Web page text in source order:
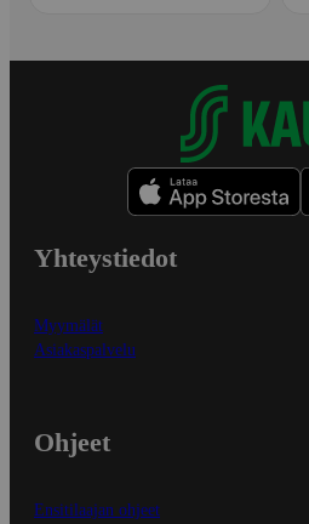
Yhteystiedot
Myymälät
Asiakaspalvelu
Ohjeet
Ensitilaajan ohjeet